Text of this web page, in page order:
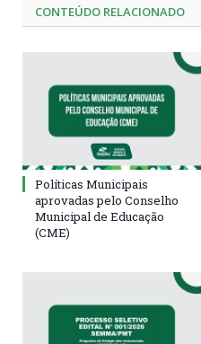
CONTEÚDO RELACIONADO
Políticas Municipais
aprovadas pelo Conselho
Municipal de Educação
(CME)